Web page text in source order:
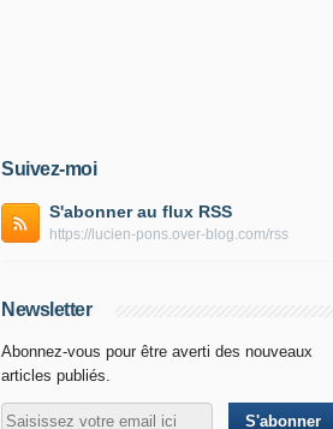
Suivez-moi
S'abonner au flux RSS
https://lucien-pons.over-blog.com/rss
Newsletter
Abonnez-vous pour être averti des nouveaux
articles publiés.